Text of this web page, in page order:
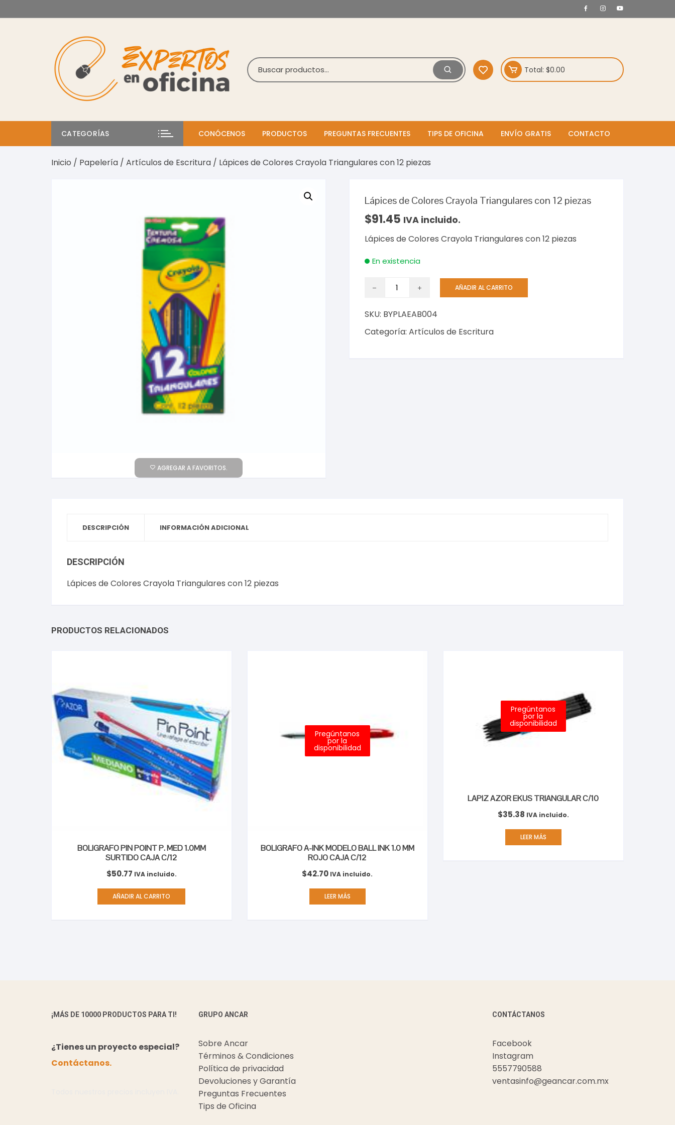
al
Total: $0.00
CATEGORÍAS CONÓCENOS PRODUCTOS PREGUNTAS FRECUENTES TIPS DE OFICINA ENVÍO GRATIS CONTACTO
Inicio / Papelería / Artículos de Escritura / Lápices de Colores Crayola Triangulares con 12 piezas
AGREGAR A FAVORITOS.
Lápices de Colores Crayola Triangulares con 12 piezas
$91.45 IVA incluido.
Lápices de Colores Crayola Triangulares con 12 piezas
En existencia
Lápices
Crayola
Triangulares
AÑADIR AL CARRITO
SKU: BYPLAEAB004
Categoría: Artículos de Escritura
DESCRIPCIÓN INFORMACIÓN ADICIONAL
DESCRIPCIÓN
Lápices de Colores Crayola Triangulares con 12 piezas
PRODUCTOS RELACIONADOS
BOLIGRAFO PIN POINT P. MED 1.0MM
SURTIDO CAJA C/12
$50.77 IVA incluido.
AÑADIR AL CARRITO
Pregúntanos
por la
disponibilidad
BOLIGRAFO A-INK MODELO BALL INK 1.0 MM
ROJO CAJA C/12
$42.70 IVA incluido.
LEER MÁS
Pregúntanos
por la
disponibilidad
LAPIZ AZOR EKUS TRIANGULAR C/10
$35.38 IVA incluido.
LEER MÁS
¡MÁS DE 10000 PRODUCTOS PARA TI!
¿Tienes un proyecto especial?
Contáctanos.
GRUPO ANCAR
Sobre Ancar
Términos & Condiciones
Política de privacidad
Devoluciones y Garantía
Preguntas Frecuentes
Tips de Oficina
CONTÁCTANOS
Facebook
Instagram
5557790588
ventasinfo@geancar.com.mx